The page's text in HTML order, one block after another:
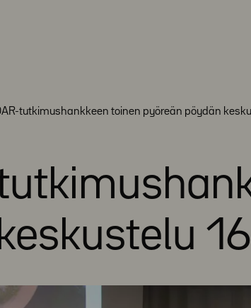
tutkimushankkeen toinen pyöreän pöydän